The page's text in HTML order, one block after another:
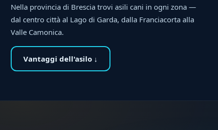
Nella provincia di Brescia trovi asili cani in ogni zona —
dal centro città al Lago di Garda, dalla Franciacorta alla
Valle Camonica.
Vantaggi dell'asilo ↓